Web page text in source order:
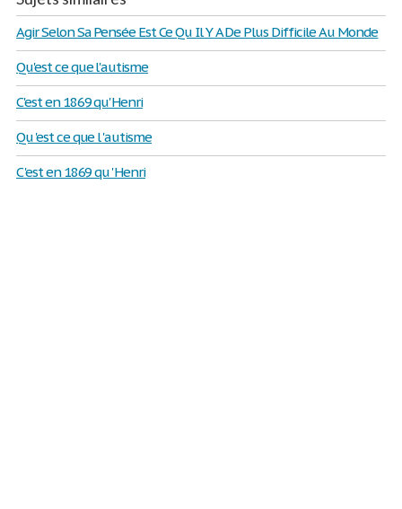
Agir Selon Sa Pensée Est Ce Qu Il Y A De Plus Difficile Au Monde
Qu'est ce que l'autisme
C'est en 1869 qu'Henri
Qu 'est ce que l 'autisme
C 'est en 1869 qu 'Henri